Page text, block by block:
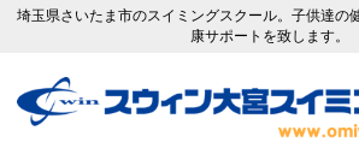
埼玉県さいたま市のスイミングスクール。子供達の
康サポートを致します。